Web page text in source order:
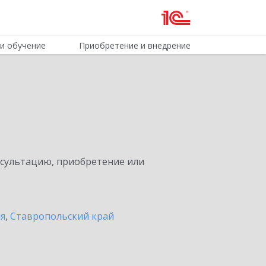
обучение Приобретение и внедрение
приобретение или
, Ставропольский край